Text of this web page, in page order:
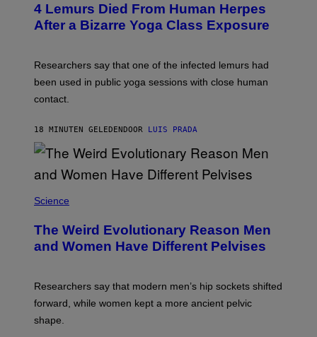
T
Y
G
E
4 Lemurs Died From Human Herpes
After a Bizarre Yoga Class Exposure
Researchers say that one of the infected lemurs had
been used in public yoga sessions with close human
contact.
18 MINUTEN GELEDEN DOOR LUIS PRADA
Science
The Weird Evolutionary Reason Men
and Women Have Different Pelvises
Researchers say that modern men’s hip sockets shifted
forward, while women kept a more ancient pelvic
shape.